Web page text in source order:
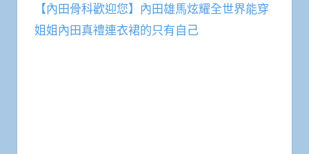
【內田骨科歡迎您】內田雄馬炫耀全世界能穿
姐姐內田真禮連衣裙的只有自己